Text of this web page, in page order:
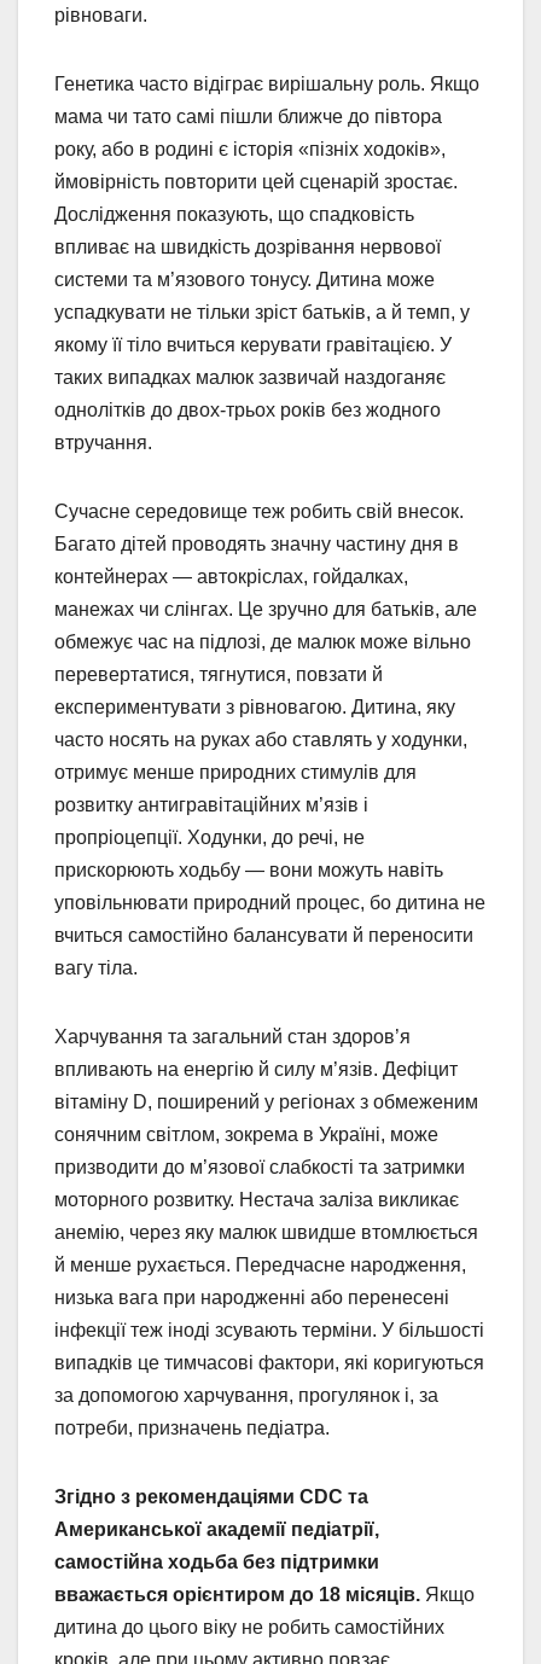
рівноваги.
Генетика часто відіграє вирішальну роль. Якщо
мама чи тато самі пішли ближче до півтора
року, або в родині є історія «пізніх ходоків»,
ймовірність повторити цей сценарій зростає.
Дослідження показують, що спадковість
впливає на швидкість дозрівання нервової
системи та м’язового тонусу. Дитина може
успадкувати не тільки зріст батьків, а й темп, у
якому її тіло вчиться керувати гравітацією. У
таких випадках малюк зазвичай наздоганяє
однолітків до двох-трьох років без жодного
втручання.
Сучасне середовище теж робить свій внесок.
Багато дітей проводять значну частину дня в
контейнерах — автокріслах, гойдалках,
манежах чи слінгах. Це зручно для батьків, але
обмежує час на підлозі, де малюк може вільно
перевертатися, тягнутися, повзати й
експериментувати з рівновагою. Дитина, яку
часто носять на руках або ставлять у ходунки,
отримує менше природних стимулів для
розвитку антигравітаційних м’язів і
пропріоцепції. Ходунки, до речі, не
прискорюють ходьбу — вони можуть навіть
уповільнювати природний процес, бо дитина не
вчиться самостійно балансувати й переносити
вагу тіла.
Харчування та загальний стан здоров’я
впливають на енергію й силу м’язів. Дефіцит
вітаміну D, поширений у регіонах з обмеженим
сонячним світлом, зокрема в Україні, може
призводити до м’язової слабкості та затримки
моторного розвитку. Нестача заліза викликає
анемію, через яку малюк швидше втомлюється
й менше рухається. Передчасне народження,
низька вага при народженні або перенесені
інфекції теж іноді зсувають терміни. У більшості
випадків це тимчасові фактори, які коригуються
за допомогою харчування, прогулянок і, за
потреби, призначень педіатра.
Згідно з рекомендаціями CDC та
Американської академії педіатрії,
самостійна ходьба без підтримки
вважається орієнтиром до 18 місяців. Якщо
дитина до цього віку не робить самостійних
кроків, але при цьому активно повзає,